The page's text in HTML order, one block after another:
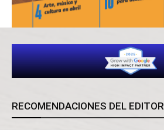
RECOMENDACIONES DEL EDITOR